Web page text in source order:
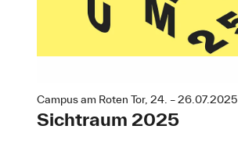
Campus am Roten Tor, 24. – 26.07.2025
Sichtraum 2025